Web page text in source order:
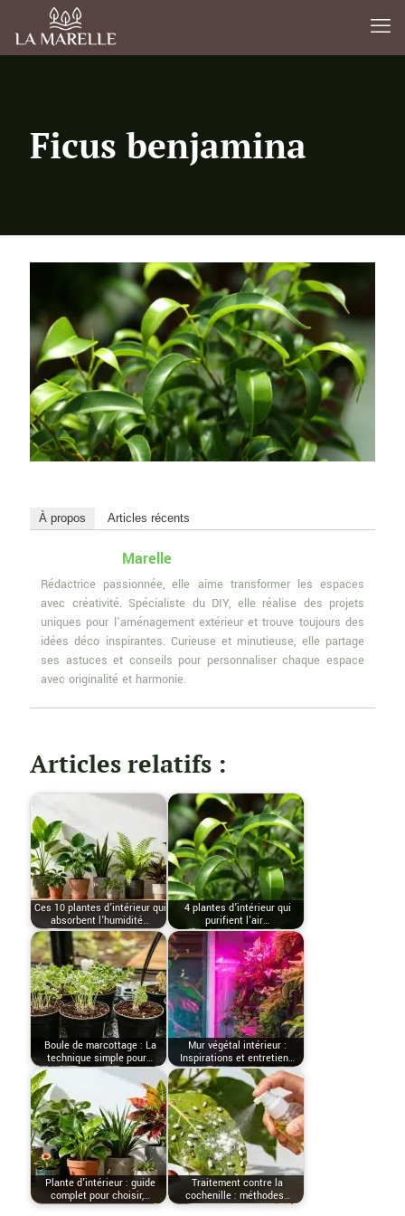
Ficus benjamina
À propos Articles récents
Marelle
Rédactrice passionnée, elle aime transformer les espaces
avec créativité. Spécialiste du DIY, elle réalise des projets
uniques pour l'aménagement extérieur et trouve toujours des
idées déco inspirantes. Curieuse et minutieuse, elle partage
ses astuces et conseils pour personnaliser chaque espace
avec originalité et harmonie.
Articles relatifs :
Ces 10 plantes d’intérieur qui
absorbent l’humidité…
4 plantes d’intérieur qui
purifient l’air…
Boule de marcottage : La
technique simple pour…
Mur végétal intérieur :
Inspirations et entretien…
Plante d'intérieur : guide
complet pour choisir,…
Traitement contre la
cochenille : méthodes…